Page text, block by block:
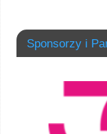
Sponsorzy i